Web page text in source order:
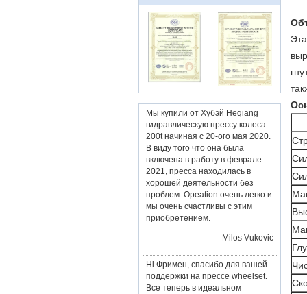
Мы купили от Хубэй Heqiang
гидравлическую прессу колеса
200t начиная с 20-ого мая 2020.
В виду того что она была
включена в работу в феврале
2021, пресса находилась в
хорошей деятельности без
проблем. Opeation очень легко и
мы очень счастливы с этим
приобретением.
—— Milos Vukovic
Hi Фримен, спасибо для вашей
поддержки на прессе wheelset.
Все теперь в идеальном